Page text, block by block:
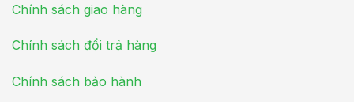
Chính sách giao hàng
Chính sách đổi trả hàng
Chính sách bảo hành